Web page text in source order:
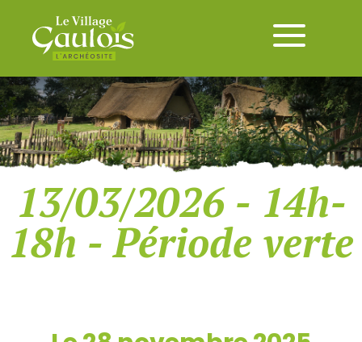
13/03/2026 - 14h-
18h - Période verte